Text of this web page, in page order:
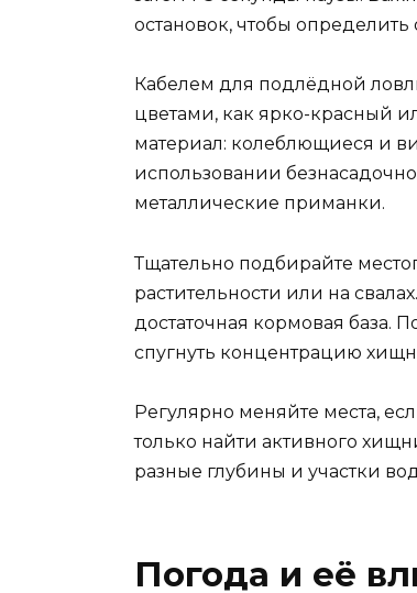
остановок, чтобы
Кабелем для подлёдной
цветами, как ярко-красный
материал: колеблющиеся и
использовании
металлические приманки.
Тщательно подбирайте
растительности или на
достаточная кормовая база.
спугнуть концентрацию
Регулярно меняйте места,
только найти активного
разные глубины и участки
Погода и её